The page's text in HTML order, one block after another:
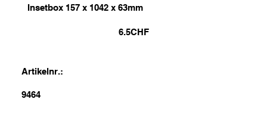
Insetbox 157 x 1042 x 63mm
6.5CHF
Artikelnr.:
9464